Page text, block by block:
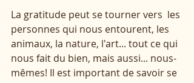
La gratitude peut se tourner vers  les
personnes qui nous entourent, les
animaux, la nature, l'art... tout ce qui
nous fait du bien, mais aussi... nous-
mêmes! Il est important de savoir se